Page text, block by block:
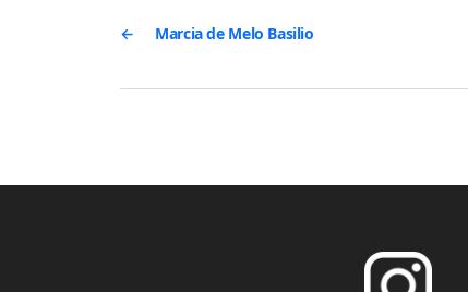
← Marcia de Melo Basilio